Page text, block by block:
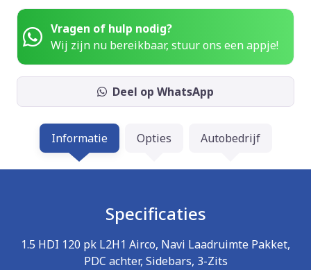
Vragen of hulp nodig?
Wij zijn nu bereikbaar, stuur ons een appje!
Deel op WhatsApp
Informatie Opties Autobedrijf
Specificaties
1.5 HDI 120 pk L2H1 Airco, Navi Laadruimte Pakket,
PDC achter, Sidebars, 3-Zits